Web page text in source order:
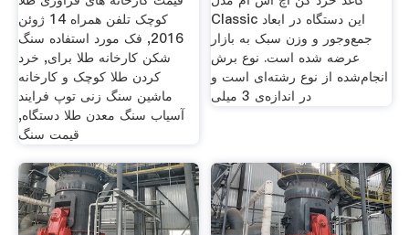
کوچک تلفن همراه 14 ژوئن
2016, فک مورد استفاده سنگ
شکن کارخانه طلا برای, خرد
کردن طلا کوچک و کارخانه
ماشین سنگ زنی توپ فرایند
آسیاب سنگ معدن طلا دستگاه,
قیمت سنگ
Classic این دستگاه در ابعاد
جمع‌وجور و وزن سبک به بازار
عرضه شده است. نوع برش
انجام‌شده از نوع رشته‌ای است و
در اندازه‌ی 3 میلی